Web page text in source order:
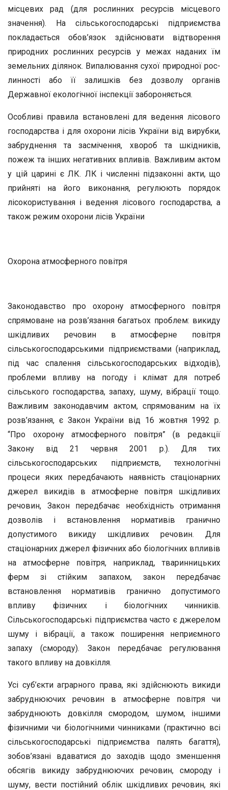
місцевих рад (для рослинних ресурсів місцевого
значен­ня). На сільськогосподарські підприємства
покладається обов’язок здійснювати відтворення
природних рослинних ресурсів у межах наданих їм
земельних ділянок. Випалювання сухої природної рос­
линності або її залишків без дозволу органів
Державної екологічної інспекції забороняється.
Особливі правила встановлені для ведення лісового
господарс­тва і для охорони лісів України від вирубки,
забруднення та засмі­чення, хвороб та шкідників,
пожеж та інших негативних впливів. Важливим актом
у цій царині є ЛК. ЛК і численні підзаконні ак­ти, що
прийняті на його виконання, регулюють порядок
лісокорис­тування і ведення лісового господарства, а
також режим охорони лісів України
Охорона атмосферного повітря
Законодавство про охорону атмосферного повітря
спрямоване на розв’язання багатьох проблем: викиду
шкідливих речовин в ат­мосферне повітря
сільськогосподарськими підприємствами (нап­риклад,
під час спалення сільськогосподарських відходів),
пробле­ми впливу на погоду і клімат для потреб
сільського господарства, запаху, шуму, вібрації тощо.
Важливим законодавчим актом, спря­мованим на їх
розв’язання, є Закон України від 16 жовтня 1992 р.
“Про охорону атмосферного повітря” (в редакції
Закону від 21 чер­вня 2001 р.). Для тих
сільськогосподарських підприємств, техноло­гічні
процеси яких передбачають наявність стаціонарних
джерел викидів в атмосферне повітря шкідливих
речовин, Закон передба­чає необхідність отримання
дозволів і встановлення нормативів гранично
допустимого викиду шкідливих речовин. Для
стаціонар­них джерел фізичних або біологічних впливів
на атмосферне повіт­ря, наприклад, тваринницьких
ферм зі стійким запахом, закон пе­редбачає
встановлення нормативів гранично допустимого
впливу фізичних і біологічних чинників.
Сільськогосподарські підприємс­тва часто є джерелом
шуму і вібрації, а також поширення непри­ємного
запаху (смороду). Закон передбачає регулювання
такого впливу на довкілля.
Усі суб’єкти аграрного права, які здійснюють викиди
забруд­нюючих речовин в атмосферне повітря чи
забруднюють довкілля смородом, шумом, іншими
фізичними чи біологічними чинника­ми (практично всі
сільськогосподарські підприємства палять ба­гаття),
зобов’язані вдаватися до заходів щодо зменшення
обсягів викиду забруднюючих речовин, смороду і
шуму, вести постійний облік шкідливих речовин, які